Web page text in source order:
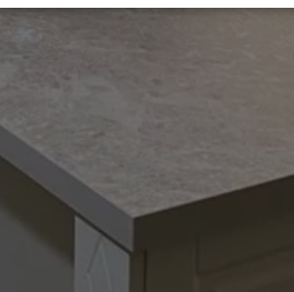
Wydajność Targetowanie
Wydajność
korzystanie z podstawowych funkcji
plików cookie nie można prawidłowo